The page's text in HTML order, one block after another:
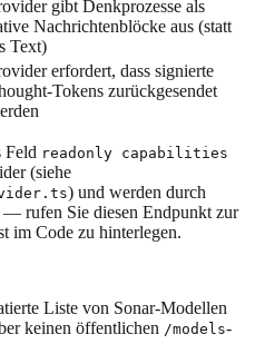
gibt Denkprozesse als
Nachrichtenblöcke aus (statt
Text)
erfordert, dass signierte
Tokens zurückgesendet
Feld readonly capabilities
(siehe
) und werden durch
rufen Sie diesen Endpunkt zur
im Code zu hinterlegen.
Liste von Sonar-Modellen
keinen öffentlichen /models-